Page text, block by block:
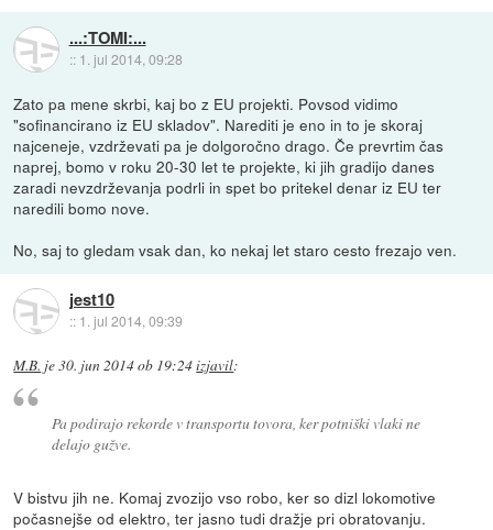
...:TOMI:...
:: 1. jul 2014, 09:28
Zato pa mene skrbi, kaj bo z EU projekti. Povsod vidimo
"sofinancirano iz EU skladov". Narediti je eno in to je skoraj
najceneje, vzdrževati pa je dolgoročno drago. Če prevrtim čas
naprej, bomo v roku 20-30 let te projekte, ki jih gradijo danes
zaradi nevzdrževanja podrli in spet bo pritekel denar iz EU ter
naredili bomo nove.
No, saj to gledam vsak dan, ko nekaj let staro cesto frezajo ven.
jest10
:: 1. jul 2014, 09:39
M.B. je30. jun 2014 ob 19:24izjavil:
Pa podirajo rekorde v transportu tovora, ker potniški vlaki ne
delajo gužve.
V bistvu jih ne. Komaj zvozijo vso robo, ker so dizl lokomotive
počasnejše od elektro, ter jasno tudi dražje pri obratovanju.